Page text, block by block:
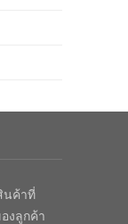
นค้าที่
งลูกค้า